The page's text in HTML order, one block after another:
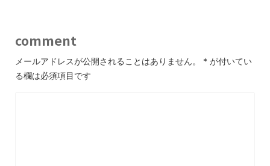
comment
メールアドレスが公開されることはありません。 * が付いてい
る欄は必須項目です